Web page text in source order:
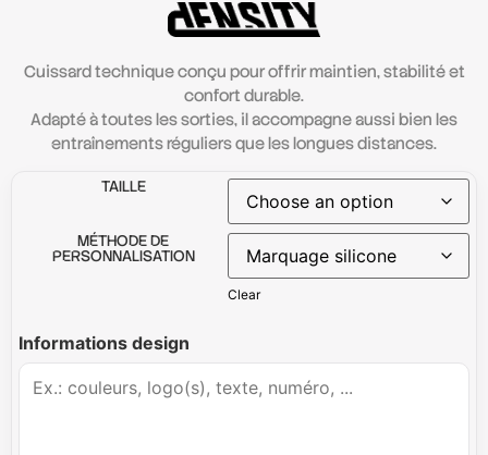
Cuissard technique conçu pour offrir maintien, stabilité et
confort durable.
Adapté à toutes les sorties, il accompagne aussi bien les
entraînements réguliers que les longues distances.
TAILLE
MÉTHODE DE
PERSONNALISATION
Clear
Informations design